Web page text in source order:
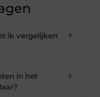
ik vergelijken
▼
in het
▼